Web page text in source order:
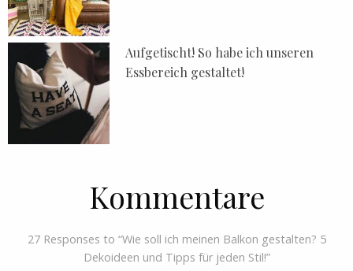
Aufgetischt! So habe ich unseren
Essbereich gestaltet!
Kommentare
27 Responses to “Wie soll ich meinen Balkon gestalten? 5
Dekoideen und Tipps für jeden Stil!”